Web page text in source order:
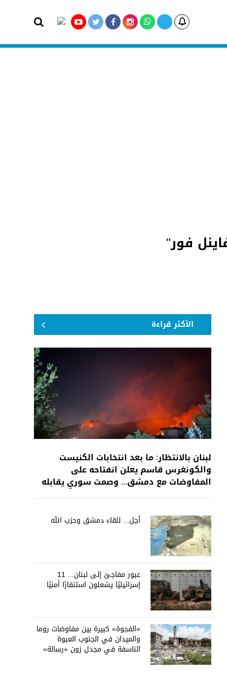
فور"
الأكثر قراءة
لبنان بالانتظار: ما بعد انتخابات الكنيست
والكونغرس قاسم يعلن انفتاحه على
المفاوضات مع دمشق... وصمت سوري يقابله
أجل... للقاء دمشق وحزب الله
عبور مفاجئ إلى لبنان... 11
إسرائيليًا يشعلون استنفارًا أمنيًا
«الفجوة» كبيرة بين مفاوضات روما
والميدان في الجنوب العبوة
الناسفة في مجدل زون «رسالة»